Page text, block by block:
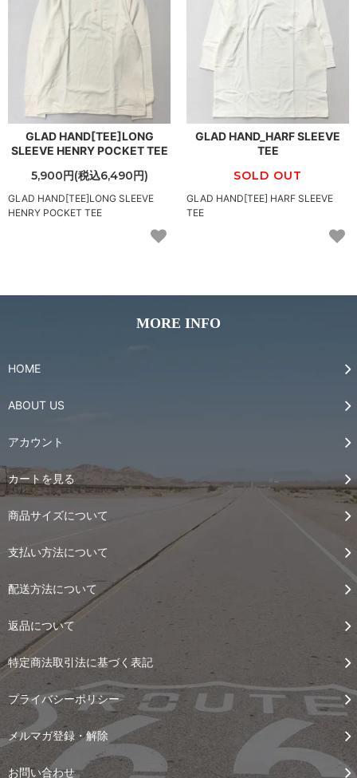
GLAD HAND[TEE]LONG
SLEEVE HENRY POCKET TEE
5,900円(税込6,490円)
GLAD HAND[TEE]LONG SLEEVE
HENRY POCKET TEE
GLAD HAND_HARF SLEEVE
TEE
SOLD OUT
GLAD HAND[TEE] HARF SLEEVE
TEE
MORE INFO
HOME
ABOUT US
アカウント
カートを見る
商品サイズについて
支払い方法について
配送方法について
返品について
特定商法取引法に基づく表記
プライバシーポリシー
メルマガ登録・解除
お問い合わせ